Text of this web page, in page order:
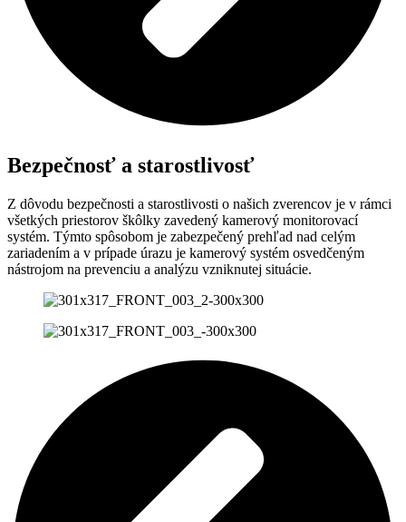
Bezpečnosť a starostlivosť
Z dôvodu bezpečnosti a starostlivosti o našich zverencov je v rámci
všetkých priestorov škôlky zavedený kamerový monitorovací
systém. Týmto spôsobom je zabezpečený prehľad nad celým
zariadením a v prípade úrazu je kamerový systém osvedčeným
nástrojom na prevenciu a analýzu vzniknutej situácie.